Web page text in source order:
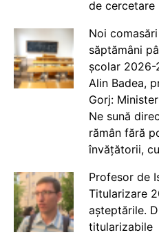
de cercetare
Noi
săptămâni
școlar 2026-
Alin Badea,
Gorj:
Ne sună
rămân fără
învățătorii,
Profesor de
Titularizare
așteptările.
titularizabile